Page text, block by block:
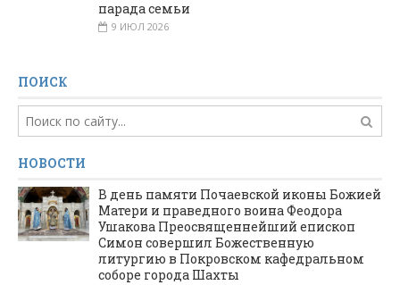
парада семьи
9 ИЮЛ 2026
ПОИСК
НОВОСТИ
В день памяти Почаевской иконы Божией
Матери и праведного воина Феодора
Ушакова Преосвященнейший епископ
Симон совершил Божественную
литургию в Покровском кафедральном
соборе города Шахты